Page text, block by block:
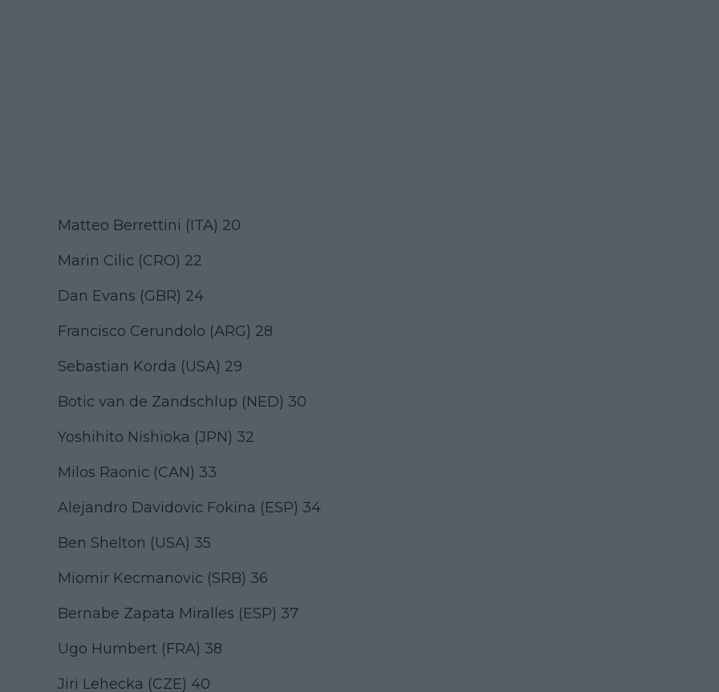
Matteo Berrettini (ITA) 20
Marin Cilic (CRO) 22
Dan Evans (GBR) 24
Francisco Cerundolo (ARG) 28
Sebastian Korda (USA) 29
Botic van de Zandschlup (NED) 30
Yoshihito Nishioka (JPN) 32
Milos Raonic (CAN) 33
Alejandro Davidovic Fokina (ESP) 34
Ben Shelton (USA) 35
Miomir Kecmanovic (SRB) 36
Bernabe Zapata Miralles (ESP) 37
Ugo Humbert (FRA) 38
Jiri Lehecka (CZE) 40